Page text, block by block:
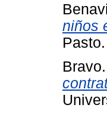
niños
Pasto.